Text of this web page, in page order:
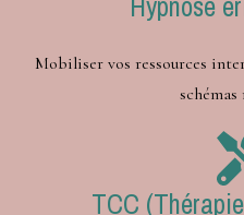
Mobiliser vos ressources
TCC